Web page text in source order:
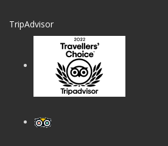
TripAdvisor